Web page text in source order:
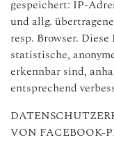
gespeichert: IP-
und allg.
resp. Browser.
statistische,
erkennbar sind,
entsprechend
VON FACEBOOK-